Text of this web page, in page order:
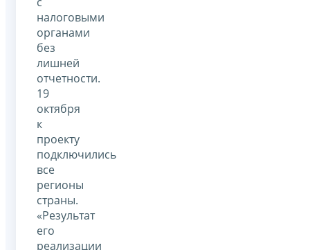
налоговыми
органами
без
лишней
отчетности.
19
октября
к
проекту
подключились
все
регионы
страны.
«Результат
его
реализации